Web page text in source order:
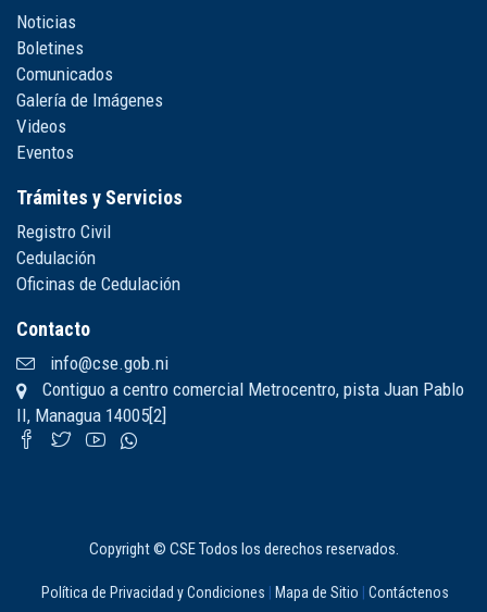
Noticias
Boletines
Comunicados
Galería de Imágenes
Videos
Eventos
Trámites y Servicios
Registro Civil
Cedulación
Oficinas de Cedulación
Contacto
info@cse.gob.ni
Contiguo a centro comercial Metrocentro, pista Juan Pablo
II, Managua 14005[2]
Copyright © CSE Todos los derechos reservados.
Política de Privacidad y Condiciones Mapa de Sitio Contáctenos